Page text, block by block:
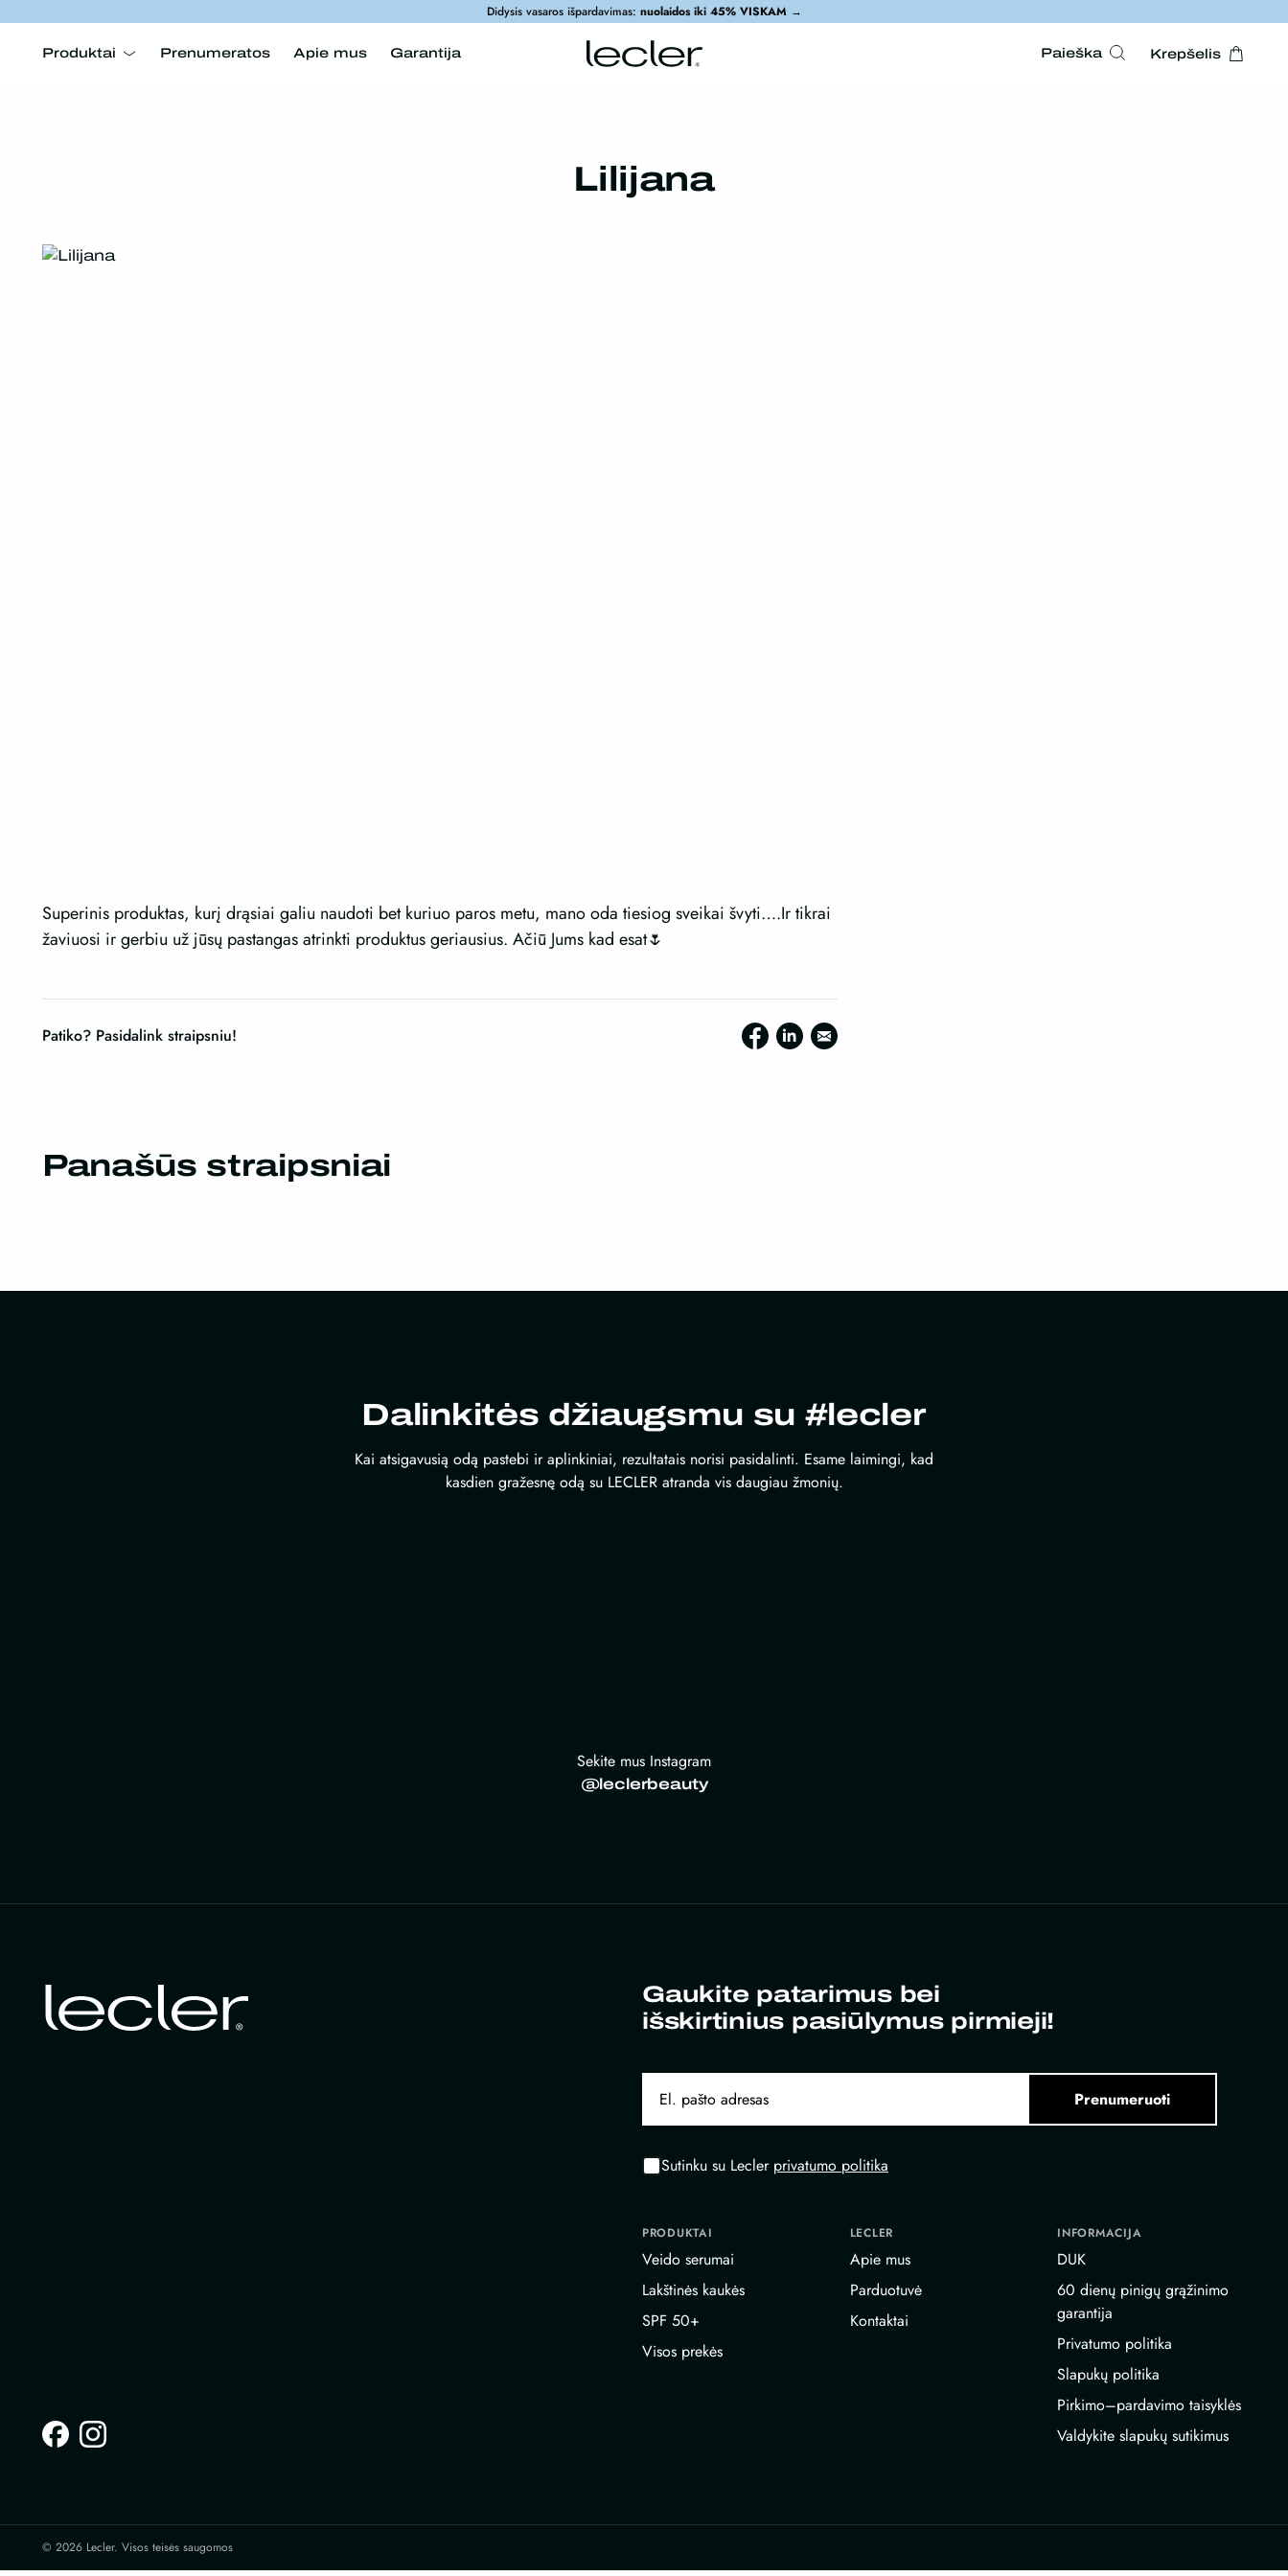
Didysis vasaros išpardavimas: nuolaidos iki 45% VISKAM→
Produktai Prenumeratos Apie mus Garantija Paieška Krepšelis
Lilijana
Superinis produktas, kurį drąsiai galiu naudoti bet kuriuo paros metu, mano oda tiesiog sveikai švyti….Ir tikrai
žaviuosi ir gerbiu už jūsų pastangas atrinkti produktus geriausius. Ačiū Jums kad esat🌷
Patiko? Pasidalink straipsniu!
Panašūs straipsniai
Dalinkitės džiaugsmu su #lecler
Kai atsigavusią odą pastebi ir aplinkiniai, rezultatais norisi pasidalinti. Esame laimingi, kad
kasdien gražesnę odą su LECLER atranda vis daugiau žmonių.
Sekite mus Instagram
@leclerbeauty
Gaukite patarimus bei
išskirtinius pasiūlymus pirmieji!
Prenumeruoti
Sutinku su Lecler privatumo politika
PRODUKTAI
Veido serumai
Lakštinės kaukės
SPF 50+
Visos prekės
LECLER
Apie mus
Parduotuvė
Kontaktai
INFORMACIJA
DUK
60 dienų pinigų grąžinimo
garantija
Privatumo politika
Slapukų politika
Pirkimo–pardavimo taisyklės
Valdykite slapukų sutikimus
© 2026 Lecler. Visos teisės saugomos